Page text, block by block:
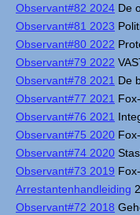
Observant#82 2024 De
Observant#81 2023
Observant#80 2022
Observant#79 2022
Observant#78 2021 De
Observant#77 2021
Observant#76 2021
Observant#75 2020
Observant#74 2020
Observant#73 2019
Arrestantenhandleiding
Observant#72 2018